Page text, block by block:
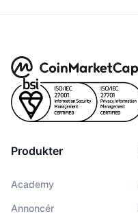
Produkter
Academy
Annoncér